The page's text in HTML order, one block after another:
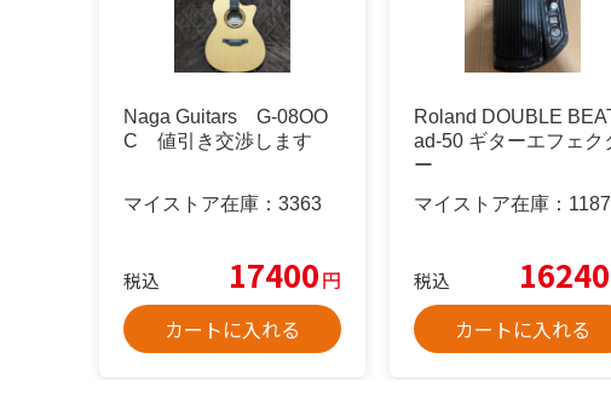
Naga Guitars G-08OO
C 値引き交渉します
マイストア在庫： 3363
税込 17400円
カートに入れる
Roland DOUBLE
ad-50 ギターエフェク
ー
マイストア在庫： 1187
税込 16240
カートに入れる